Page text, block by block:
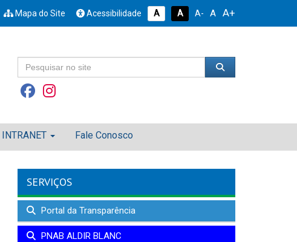
Mapa do Site Acessibilidade A A A- A A+
INTRANET Fale Conosco
SERVIÇOS
Portal da Transparência
PNAB ALDIR BLANC